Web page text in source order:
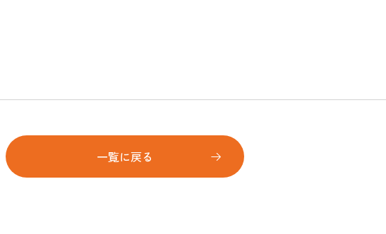
一覧に戻る